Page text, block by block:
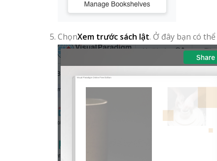
ChọnXem trước sách lật. Ở đây bạn có